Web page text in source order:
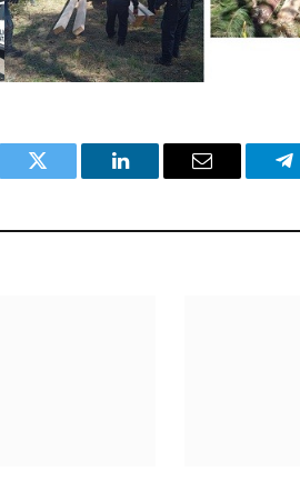
Twitter LinkedIn Email